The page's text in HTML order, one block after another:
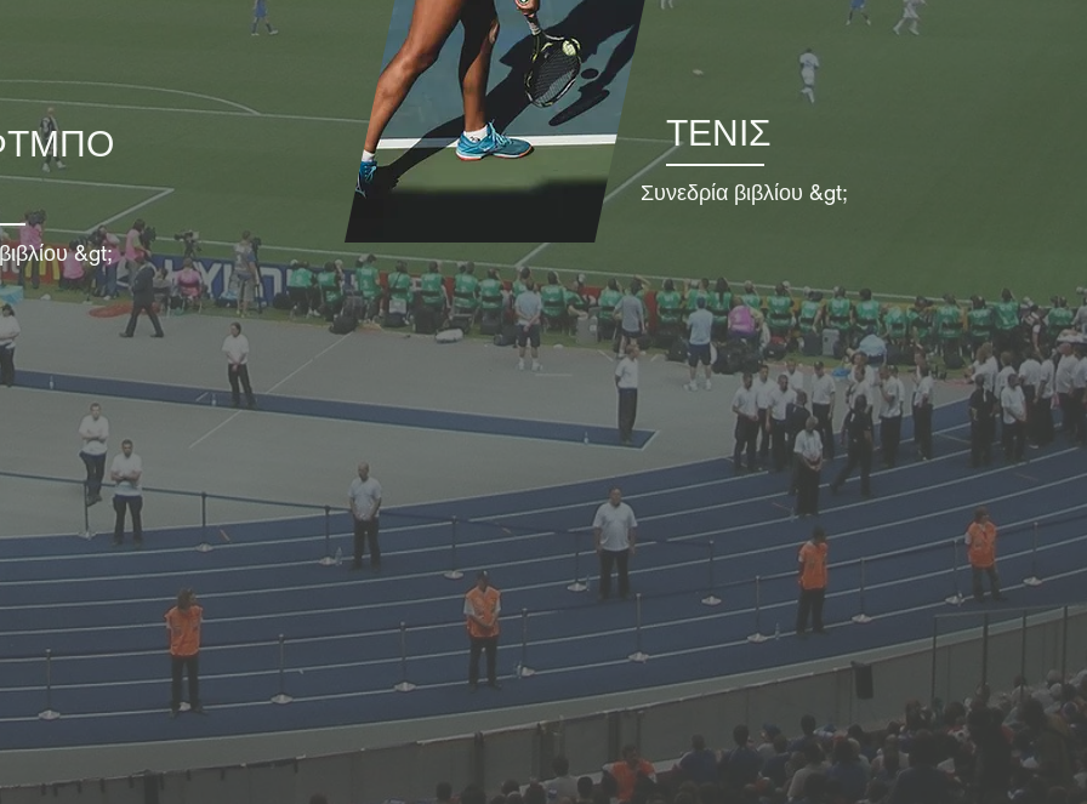
&gt;
ΤΕΝΙΣ
Συνεδρία βιβλίου &gt;